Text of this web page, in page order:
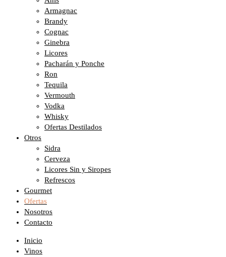
Armagnac
Brandy
Cognac
Ginebra
Licores
Pacharán y Ponche
Ron
Tequila
Vermouth
Vodka
Whisky
Ofertas Destilados
Otros
Sidra
Cerveza
Licores Sin y Siropes
Refrescos
Gourmet
Ofertas
Nosotros
Contacto
Inicio
Vinos